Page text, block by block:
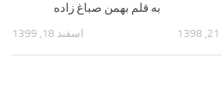
به قلم بهمن صباغ زاده
اسفند 18, 1399